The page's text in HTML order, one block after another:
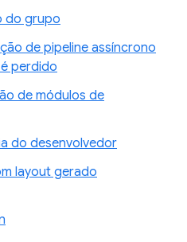
do grupo
de pipeline assíncrono
perdido
de módulos de
do desenvolvedor
layout gerado